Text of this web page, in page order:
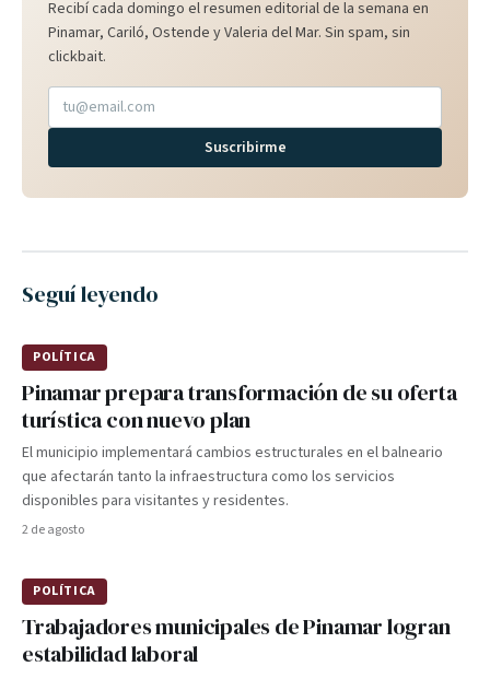
Recibí cada domingo el resumen editorial de la semana en
Pinamar, Cariló, Ostende y Valeria del Mar. Sin spam, sin
clickbait.
Suscribirme
Seguí leyendo
POLÍTICA
Pinamar prepara transformación de su oferta
turística con nuevo plan
El municipio implementará cambios estructurales en el balneario
que afectarán tanto la infraestructura como los servicios
disponibles para visitantes y residentes.
2 de agosto
POLÍTICA
Trabajadores municipales de Pinamar logran
estabilidad laboral